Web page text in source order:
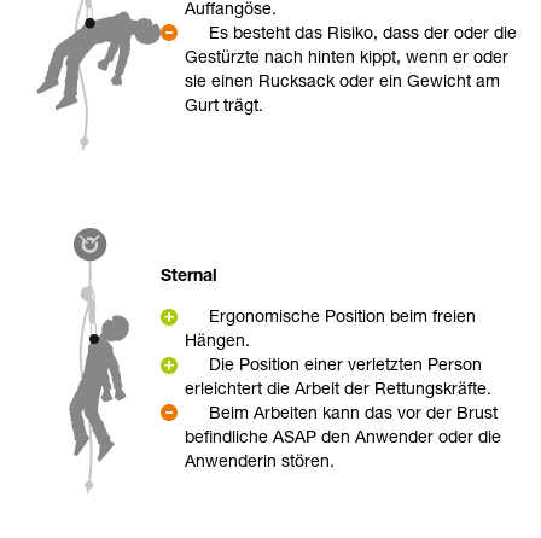
Auffangöse.
Es besteht das Risiko, dass der oder die
Gestürzte nach hinten kippt, wenn er oder
sie einen Rucksack oder ein Gewicht am
Gurt trägt.
Sternal
Ergonomische Position beim freien
Hängen.
Die Position einer verletzten Person
erleichtert die Arbeit der Rettungskräfte.
Beim Arbeiten kann das vor der Brust
befindliche ASAP den Anwender oder die
Anwenderin stören.